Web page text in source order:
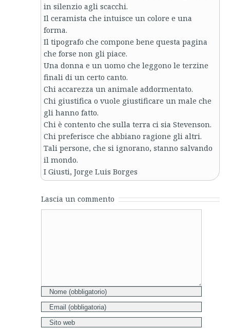
in silenzio agli scacchi.
Il ceramista che intuisce un colore e una
forma.
Il tipografo che compone bene questa pagina
che forse non gli piace.
Una donna e un uomo che leggono le terzine
finali di un certo canto.
Chi accarezza un animale addormentato.
Chi giustifica o vuole giustificare un male che
gli hanno fatto.
Chi è contento che sulla terra ci sia Stevenson.
Chi preferisce che abbiano ragione gli altri.
Tali persone, che si ignorano, stanno salvando
il mondo.
I Giusti, Jorge Luis Borges
Lascia un commento